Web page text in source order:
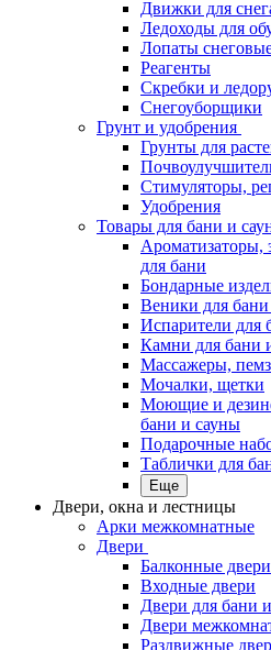
Движки для
Ледоходы для
Лопаты
Реагенты
Скребки и
Снегоуборщики
Грунт и удобрения
Грунты для
Стимуляторы,
Удобрения
Товары для бани и
Ароматизаторы,
для бани
Бондарные
Веники для
Испарители для
Камни для бани
Массажеры,
Мочалки, щетки
Моющие и
бани и сауны
Подарочные
Таблички для
Еще
Двери, окна и лестницы
Арки межкомнатные
Двери
Балконные двери
Входные двери
Двери для бани
Двери
Раздвижные